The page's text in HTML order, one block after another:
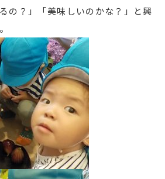
の？」「美味しいのかな？」と興